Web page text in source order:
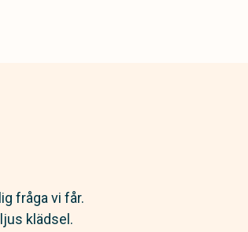
fråga vi får.
klädsel.